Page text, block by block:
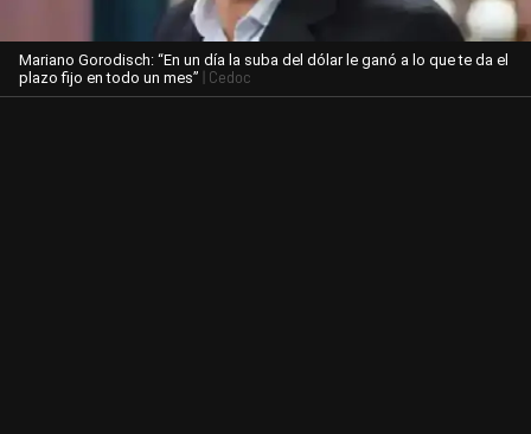
Mariano Gorodisch: “En un día la suba del dólar le ganó a lo que te da el
plazo fijo en todo un mes” | Cedoc